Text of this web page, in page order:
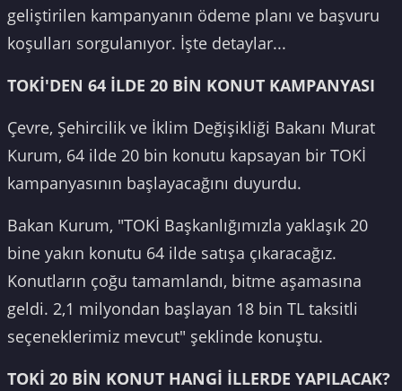
geliştirilen kampanyanın ödeme planı ve başvuru
koşulları sorgulanıyor. İşte detaylar...
TOKİ'DEN 64 İLDE 20 BİN KONUT KAMPANYASI
Çevre, Şehircilik ve İklim Değişikliği Bakanı Murat
Kurum, 64 ilde 20 bin konutu kapsayan bir TOKİ
kampanyasının başlayacağını duyurdu.
Bakan Kurum, "TOKİ Başkanlığımızla yaklaşık 20
bine yakın konutu 64 ilde satışa çıkaracağız.
Konutların çoğu tamamlandı, bitme aşamasına
geldi. 2,1 milyondan başlayan 18 bin TL taksitli
seçeneklerimiz mevcut" şeklinde konuştu.
TOKİ 20 BİN KONUT HANGİ İLLERDE YAPILACAK?